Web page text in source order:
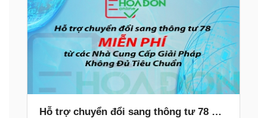
78/2021/TT-BTC
Hỗ trợ chuyển đổi sang thông tư 78 MIỄN PHÍ dành cho mọi khách hàng